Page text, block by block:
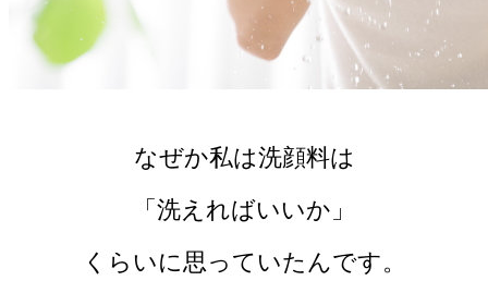
なぜか私は洗顔料は
「洗えればいいか」
くらいに思っていたんです。